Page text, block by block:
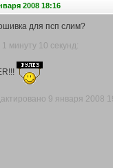
2008 18:16
для псп слим?
минуту 10 секунд:
9 января 2008